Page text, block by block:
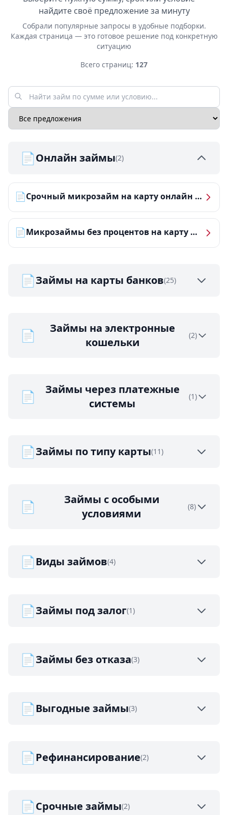
найдите своё предложение за минуту
Собрали популярные запросы в удобные подборки.
Каждая страница — это готовое решение под конкретную
ситуацию
Всего страниц: 127
📄Онлайн займы(2)
📄 Срочный микрозайм на карту онлайн — получить деньги за 5 минут
📄 Микрозаймы без процентов на карту — ТОП-10 за 2026 год
📄Займы на карты банков(25)
📄
Займы на электронные
кошельки
(2)
📄
Займы через платежные
системы
(1)
📄Займы по типу карты(11)
📄
Займы с особыми
условиями
(8)
📄Виды займов(4)
📄Займы под залог(1)
📄Займы без отказа(3)
📄Выгодные займы(3)
📄Рефинансирование(2)
📄Срочные займы(2)